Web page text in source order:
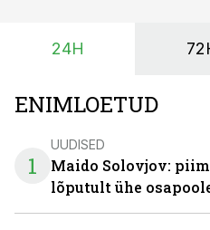
põllumajandusettevõtete
24H
ENIMLOETUD
1
UUDISED
Maido Solovjov:
lõputult ühe